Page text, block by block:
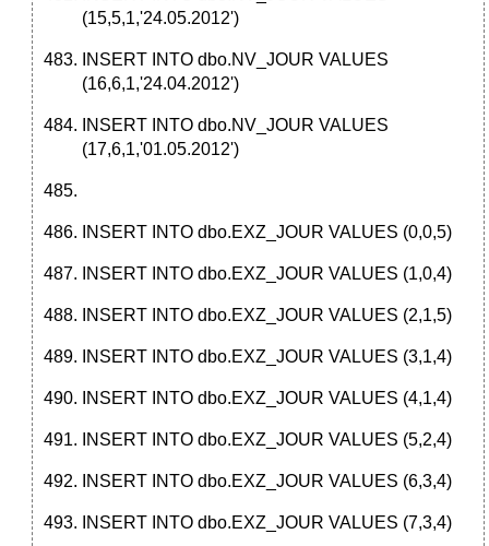
(15,5,1,'24.05.2012')
INSERT INTO dbo.NV_JOUR VALUES
(16,6,1,'24.04.2012')
INSERT INTO dbo.NV_JOUR VALUES
(17,6,1,'01.05.2012')
INSERT INTO dbo.EXZ_JOUR VALUES (0,0,5)
INSERT INTO dbo.EXZ_JOUR VALUES (1,0,4)
INSERT INTO dbo.EXZ_JOUR VALUES (2,1,5)
INSERT INTO dbo.EXZ_JOUR VALUES (3,1,4)
INSERT INTO dbo.EXZ_JOUR VALUES (4,1,4)
INSERT INTO dbo.EXZ_JOUR VALUES (5,2,4)
INSERT INTO dbo.EXZ_JOUR VALUES (6,3,4)
INSERT INTO dbo.EXZ_JOUR VALUES (7,3,4)